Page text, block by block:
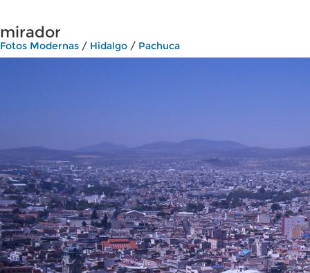
mirador
Fotos Modernas / Hidalgo / Pachuca